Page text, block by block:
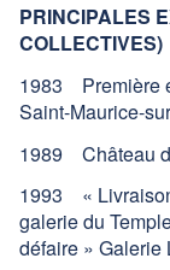
PRINCIPALES
COLLECTIVES)
1983 Première
Saint-Maurice-
1989 Château
1993 «
galerie du
défaire » Galerie